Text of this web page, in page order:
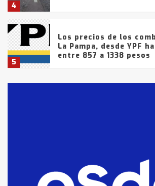
4
5
Los precios de los
La Pampa, desde YPF
entre 857 a 1338 pesos
fueron detenidos por
comercialización de
tarde del sábado